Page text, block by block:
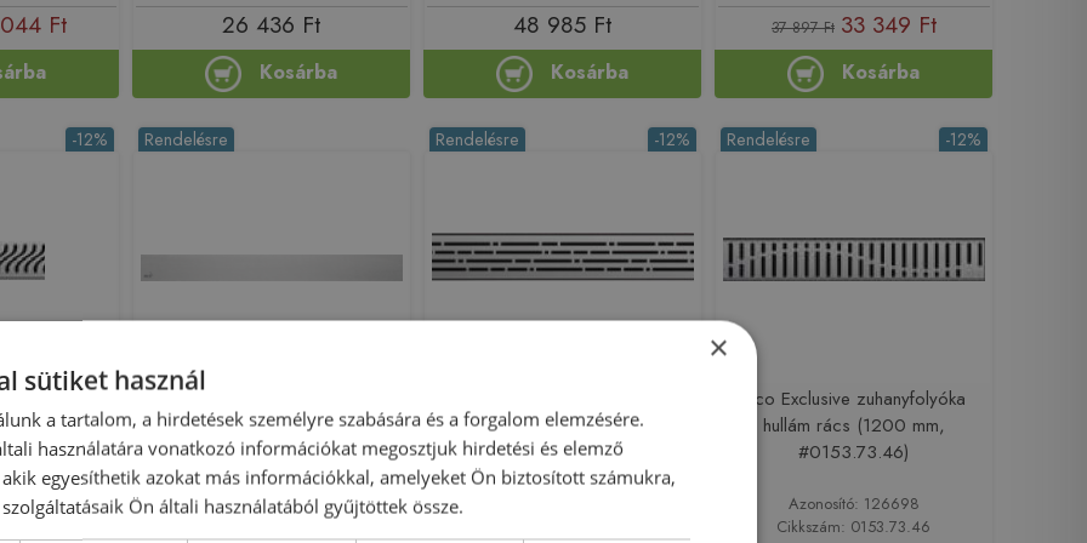
Ft 26 436 Ft
Kosárba
48 985 Ft
Kosárba
37 897 Ft 33 349 Ft
Kosárba
-12%
mm,
Rendelésre
Előleg köteles
ALCA (Alcaplast) POSH-
1150MN Rács a
zuhanyfolyókához,
rozsdamentes-matt
Azonosító: 178212
Cikkszám: POSH-1150MN
-12%
Rendelésre
rács (700 mm, #9010.56.03)
-12%
Rendelésre
Aco Exclusive zuhanyfolyóka
hullám rács (1200 mm,
#0153.73.46)
Azonosító: 126698
Cikkszám: 0153.73.46
×
sütiket használ
a tartalom, a hirdetések személyre szabására és a forgalom elemzésére.
használatára vonatkozó információkat megosztjuk hirdetési és elemző
egyesíthetik azokat más információkkal, amelyeket Ön biztosított számukra,
Ön általi használatából gyűjtöttek össze.